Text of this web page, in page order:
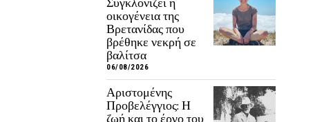
οικογένεια της
Βρετανίδας που
βρέθηκε νεκρή σε
βαλίτσα
06/08/2026
Αριστομένης
Προβελέγγιος: Η
ζωή και το έργο του